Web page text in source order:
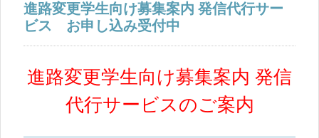
進路変更学生向け募集案内 発信代行サー
ビス お申し込み受付中
進路変更学生向け募集案内 発信
代行サービスのご案内